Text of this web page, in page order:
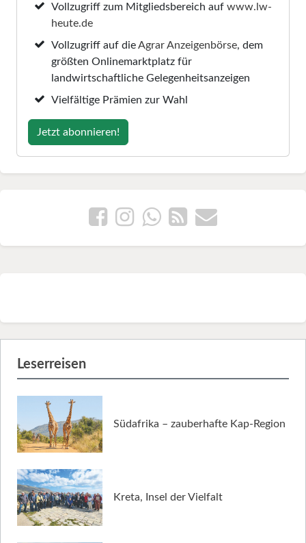
Vollzugriff zum Mitgliedsbereich aufwww.lw-
heute.de
Vollzugriff auf dieAgrar Anzeigenbörse, dem
größten Onlinemarktplatz für
landwirtschaftliche Gelegenheitsanzeigen
Vielfältige Prämien zur Wahl
Jetzt abonnieren!
Leserreisen
Südafrika – zauberhafte Kap-Region
Kreta, Insel der Vielfalt